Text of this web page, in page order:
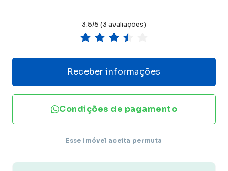
3.5/5 (3 avaliações)
Receber informações
Condições de pagamento
Esse imóvel aceita permuta